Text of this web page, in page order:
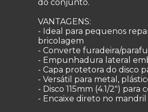
do conjunto.
VANTAGENS:
- Ideal para pequenos
bricolagem
- Converte furadeira/
- Empunhadura lateral
- Capa protetora do disco
- Versátil para metal,
- Disco 115mm (4.1/2")
- Encaixe direto no